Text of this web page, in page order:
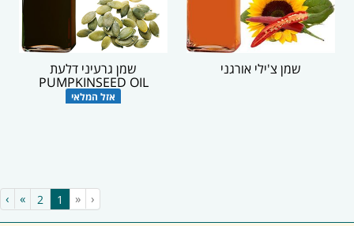
שמן צ'ילי אורגני שמן גרעיני דלעת
PUMPKINSEED OIL
אזל המלאי
‹
«
1
2
»
›